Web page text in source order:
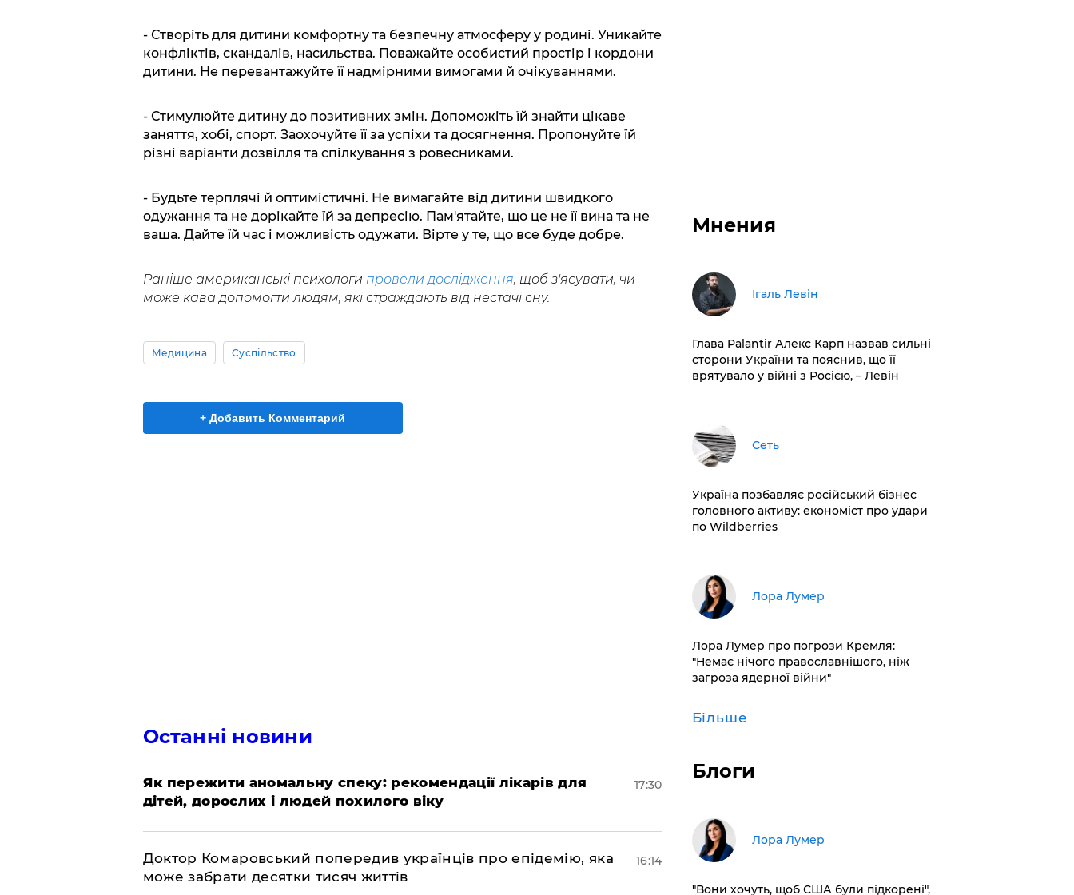
- Створіть для дитини комфортну та безпечну атмосферу у родині. Уникайте
конфліктів, скандалів, насильства. Поважайте особистий простір і кордони
дитини. Не перевантажуйте її надмірними вимогами й очікуваннями.
- Стимулюйте дитину до позитивних змін. Допоможіть їй знайти цікаве
заняття, хобі, спорт. Заохочуйте її за успіхи та досягнення. Пропонуйте їй
різні варіанти дозвілля та спілкування з ровесниками.
- Будьте терплячі й оптимістичні. Не вимагайте від дитини швидкого
одужання та не дорікайте їй за депресію. Пам'ятайте, що це не її вина та не
ваша. Дайте їй час і можливість одужати. Вірте у те, що все буде добре.
Раніше американські психологи провели дослідження, щоб з'ясувати, чи
може кава допомогти людям, які страждають від нестачі сну.
Медицина Суспільство
+ Добавить Комментарий
Останні новини
Як пережити аномальну спеку: рекомендації лікарів для
дітей, дорослих і людей похилого віку
17:30
Доктор Комаровський попередив українців про епідемію, яка
може забрати десятки тисяч життів
16:14
Мнения
Ігаль Левін
Глава Palantir Алекс Карп назвав сильні
сторони України та пояснив, що її
врятувало у війні з Росією, – Левін
Сеть
​Україна позбавляє російський бізнес
головного активу: економіст про удари
по Wildberries
​Лора Лумер
Лора Лумер про погрози Кремля:
"Немає нічого православнішого, ніж
загроза ядерної війни"
Більше
Блоги
​Лора Лумер
"Вони хочуть, щоб США були підкорені",